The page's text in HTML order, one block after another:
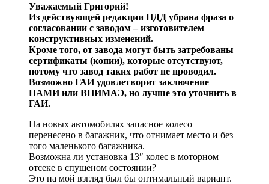
Уважаемый Григорий!
Из действующей редакции ПДД убрана фраза о
согласовании с заводом – изготовителем
конструктивных изменений.
Кроме того, от завода могут быть затребованы
сертификаты (копии), которые отсутствуют,
потому что завод таких работ не проводил.
Возможно ГАИ удовлетворит заключение
НАМИ или ВНИМАЭ, но лучше это уточнить в
ГАИ.
На новых автомобилях запасное колесо
перенесено в багажник, что отнимает место и без
того маленького багажника.
Возможна ли установка 13″ колес в моторном
отсеке в спущеном состоянии?
Это на мой взгляд был бы оптимальный вариант.